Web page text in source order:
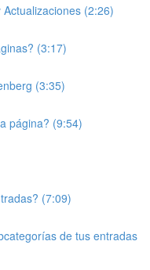
(2:26)
(3:17)
(3:35)
página? (9:54)
(7:09)
de tus entradas